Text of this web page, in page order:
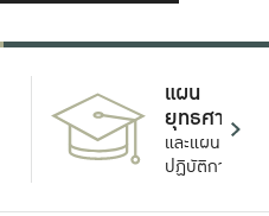
แผน
ยุทธศาสตร์
และแผน
ปฏิบัติการ